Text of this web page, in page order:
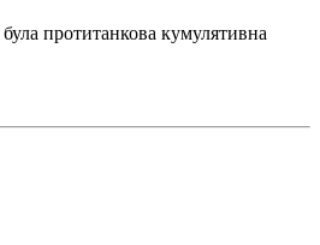
протитанкова кумулятивна